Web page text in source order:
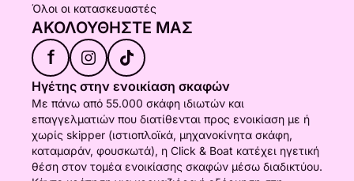
Όλοι οι κατασκευαστές
ΑΚΟΛΟΥΘΉΣΤΕ ΜΑΣ
f
Ηγέτης στην ενοικίαση σκαφών
Με πάνω από 55.000 σκάφη ιδιωτών και
επαγγελματιών που διατίθενται προς ενοικίαση με ή
χωρίς skipper (ιστιοπλοϊκά, μηχανοκίνητα σκάφη,
καταμαράν, φουσκωτά), η Click & Boat κατέχει ηγετική
θέση στον τομέα ενοικίασης σκαφών μέσω διαδικτύου.